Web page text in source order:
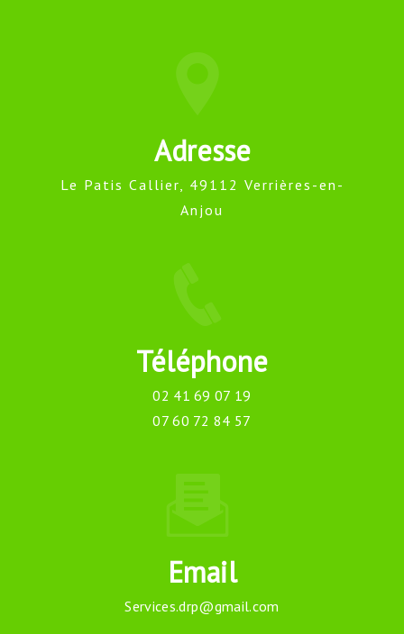
Adresse
Le Patis Callier, 49112 Verrières-en-
Anjou
Téléphone
02 41 69 07 19
07 60 72 84 57
Email
services.drp@gmail.com